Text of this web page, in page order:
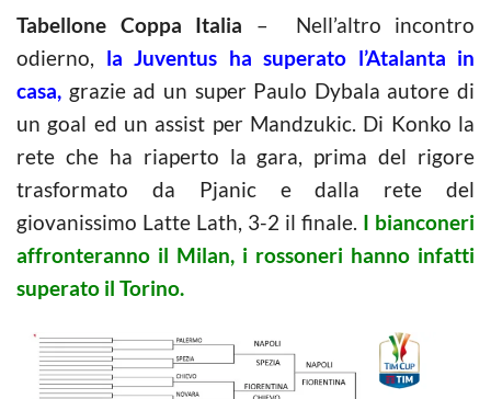
Tabellone Coppa Italia – Nell’altro incontro
odierno, la Juventus ha superato l’Atalanta in
casa, grazie ad un super Paulo Dybala autore di
un goal ed un assist per Mandzukic. Di Konko la
rete che ha riaperto la gara, prima del rigore
trasformato da Pjanic e dalla rete del
giovanissimo Latte Lath, 3-2 il finale. I bianconeri
affronteranno il Milan, i rossoneri hanno infatti
superato il Torino.